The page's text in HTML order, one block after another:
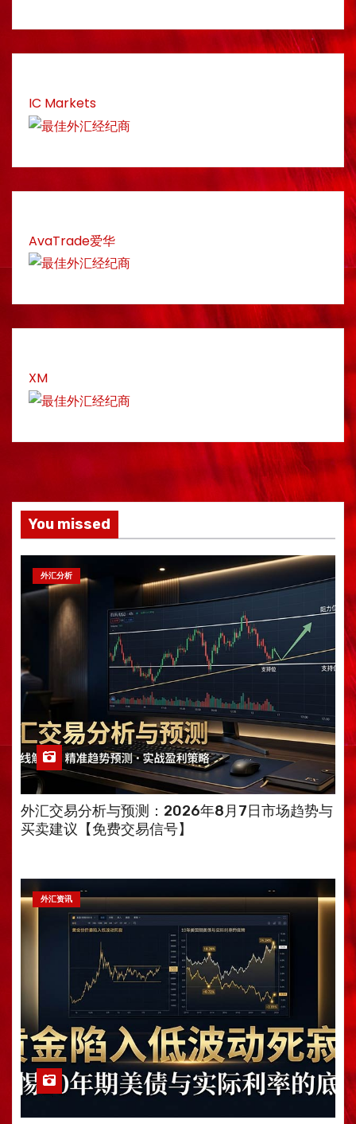
IC Markets
AvaTrade爱华
XM
You missed
外汇分析
外汇交易分析与预测：2026年8月7日市场趋势与
买卖建议【免费交易信号】
外汇资讯